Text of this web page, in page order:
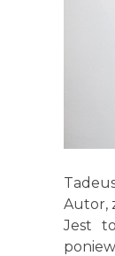
Autor,
Jest